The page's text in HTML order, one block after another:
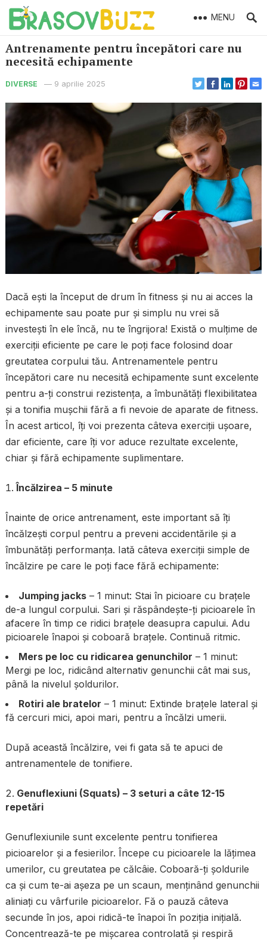
MENU
Antrenamente pentru începători care nu
necesită echipamente
DIVERSE — 9 aprilie 2025
Dacă ești la început de drum în fitness și nu ai acces la
echipamente sau poate pur și simplu nu vrei să
investești în ele încă, nu te îngrijora! Există o mulțime de
exerciții eficiente pe care le poți face folosind doar
greutatea corpului tău. Antrenamentele pentru
începători care nu necesită echipamente sunt excelente
pentru a-ți construi rezistența, a îmbunătăți flexibilitatea
și a tonifia mușchii fără a fi nevoie de aparate de fitness.
În acest articol, îți voi prezenta câteva exerciții ușoare,
dar eficiente, care îți vor aduce rezultate excelente,
chiar și fără echipamente suplimentare.
Încălzirea – 5 minute
Înainte de orice antrenament, este important să îți
încălzești corpul pentru a preveni accidentările și a
îmbunătăți performanța. Iată câteva exerciții simple de
încălzire pe care le poți face fără echipamente:
Jumping jacks– 1 minut: Stai în picioare cu brațele
de-a lungul corpului. Sari și răspândește-ți picioarele în
afacere în timp ce ridici brațele deasupra capului. Adu
picioarele înapoi și coboară brațele. Continuă ritmic.
Mers pe loc cu ridicarea genunchilor – 1 minut:
Mergi pe loc, ridicând alternativ genunchii cât mai sus,
până la nivelul șoldurilor.
Rotiri ale bratelor – 1 minut: Extinde brațele lateral și
fă cercuri mici, apoi mari, pentru a încălzi umerii.
După această încălzire, vei fi gata să te apuci de
antrenamentele de tonifiere.
Genuflexiuni (Squats) – 3 seturi a câte 12-15
repetări
Genuflexiunile sunt excelente pentru tonifierea
picioarelor și a fesierilor. Începe cu picioarele la lățimea
umerilor, cu greutatea pe călcâie. Coboară-ți șoldurile
ca și cum te-ai așeza pe un scaun, menținând genunchii
aliniați cu vârfurile picioarelor. Fă o pauză câteva
secunde în jos, apoi ridică-te înapoi în poziția inițială.
Concentrează-te pe mișcarea controlată și respiră